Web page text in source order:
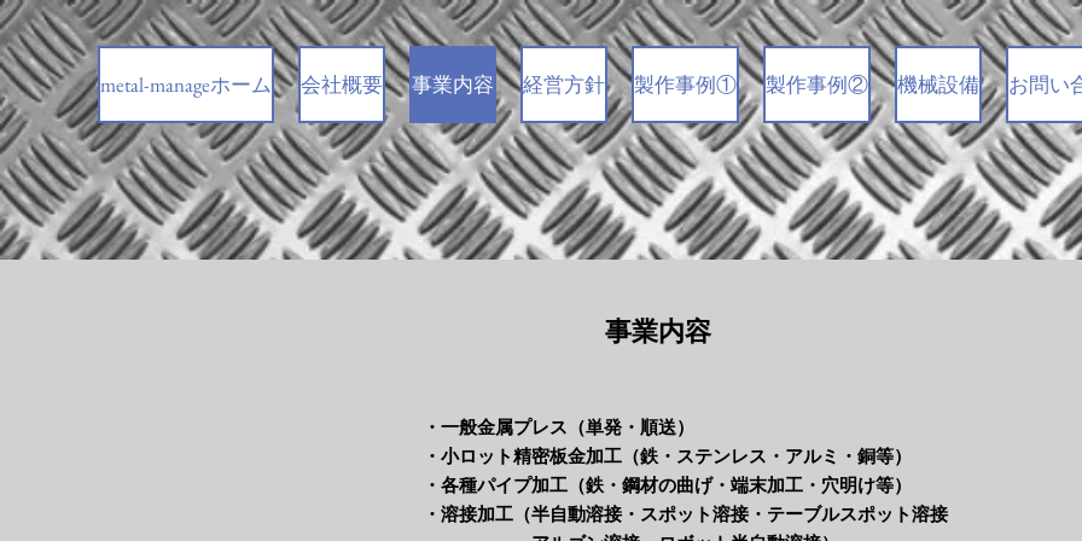
metal-manageホーム 会社概要 事業内容 経営方針 製作事例① 製作事例② 機械設備 お問い
​事業内容
・一般金属プレス（単発・順送）
・小ロット精密板金加工（鉄・ステンレス・アルミ・銅等）
​・各種パイプ加工（鉄・鋼材の曲げ・端末加工・穴明け等）
・溶接加工（半自動溶接・スポット溶接・テーブルスポット溶接